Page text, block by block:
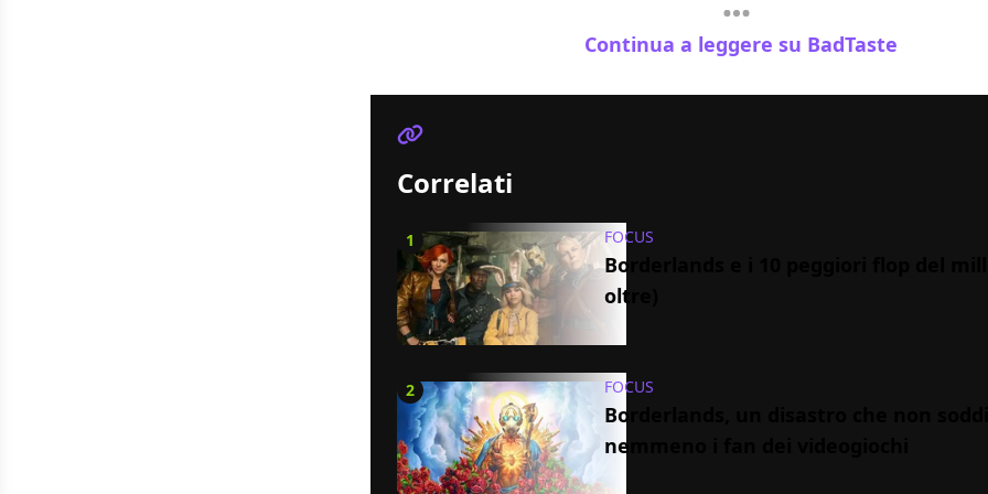
Continua a leggere su BadTaste
Correlati
1 FOCUS
Borderlands e i 10 peggiori flop del
oltre)
2 FOCUS
Borderlands, un disastro che non
nemmeno i fan dei videogiochi